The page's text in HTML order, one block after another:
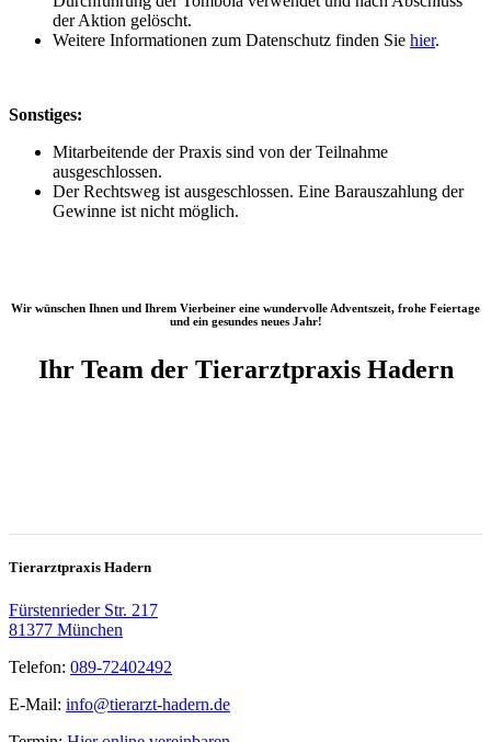
der Aktion gelöscht.
Weitere Informationen zum Datenschutz finden Sie hier.
Sonstiges:
Mitarbeitende der Praxis sind von der Teilnahme
ausgeschlossen.
Der Rechtsweg ist ausgeschlossen. Eine Barauszahlung der
Gewinne ist nicht möglich.
Wir wünschen Ihnen und Ihrem Vierbeiner eine wundervolle Adventszeit, frohe Feiertage
und ein gesundes neues Jahr!
Ihr Team der Tierarztpraxis Hadern
Tierarztpraxis Hadern
Fürstenrieder Str. 217
81377 München
Telefon: 089-72402492
E-Mail: info@tierarzt-hadern.de